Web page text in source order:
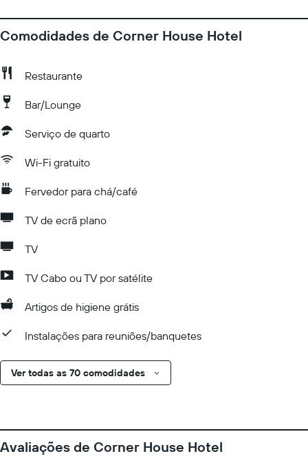
Comodidades de Corner House Hotel
Restaurante
Bar/Lounge
Serviço de quarto
Wi-Fi gratuito
Fervedor para chá/café
TV de ecrã plano
TV
TV Cabo ou TV por satélite
Artigos de higiene grátis
Instalações para reuniões/banquetes
Ver todas as 70 comodidades
Avaliações de Corner House Hotel